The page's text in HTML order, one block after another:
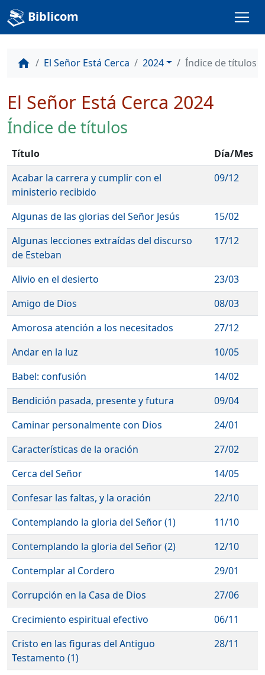
Biblicom
home El Señor Está Cerca 2024 Índice de títulos
El Señor Está Cerca 2024
Índice de títulos
Título
Día/Mes
Acabar la carrera y cumplir con el
ministerio recibido
09/12
Algunas de las glorias del Señor Jesús
15/02
Algunas lecciones extraídas del discurso
de Esteban
17/12
Alivio en el desierto
23/03
Amigo de Dios
08/03
Amorosa atención a los necesitados
27/12
Andar en la luz
10/05
Babel: confusión
14/02
Bendición pasada, presente y futura
09/04
Caminar personalmente con Dios
24/01
Características de la oración
27/02
Cerca del Señor
14/05
Confesar las faltas, y la oración
22/10
Contemplando la gloria del Señor (1)
11/10
Contemplando la gloria del Señor (2)
12/10
Contemplar al Cordero
29/01
Corrupción en la Casa de Dios
27/06
Crecimiento espiritual efectivo
06/11
Cristo en las figuras del Antiguo
Testamento (1)
28/11